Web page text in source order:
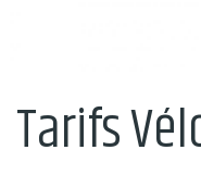
Tarifs